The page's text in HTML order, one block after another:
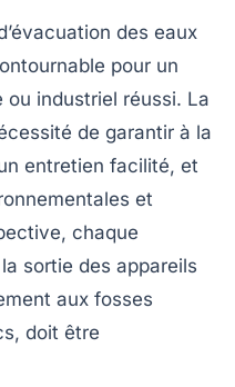
des eaux
pour un
industriel réussi. La
de garantir à la
entretien facilité, et
et
chaque
sortie des appareils
aux fosses
doit être